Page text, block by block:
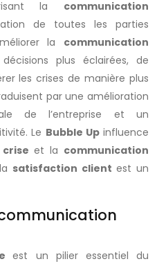
la communication
de toutes les parties
la communication
plus éclairées, de
les crises de manière plus
par une amélioration
de l’entreprise et un
Le Bubble Upinfluence
criseet la communication
satisfaction client est un
est un pilier essentiel du